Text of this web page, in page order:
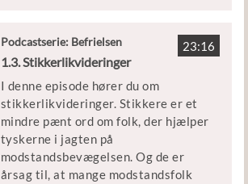
Undervisningsministeriet
handlinger påvirker mange
modstandsfolk i årene efter krigen.
Episoden er en del af podcastserien
’Befrielsen’.
Medvirkende: Historiker Peter
Birkelund
23:16
Podcastserie: Befrielsen
1.3. Stikkerlikvideringer
I denne episode hører du om
stikkerlikvideringer. Stikkere er et
mindre pænt ord om folk, der hjælper
tyskerne i jagten på
modstandsbevægelsen. Og de er
årsag til, at mange modstandsfolk